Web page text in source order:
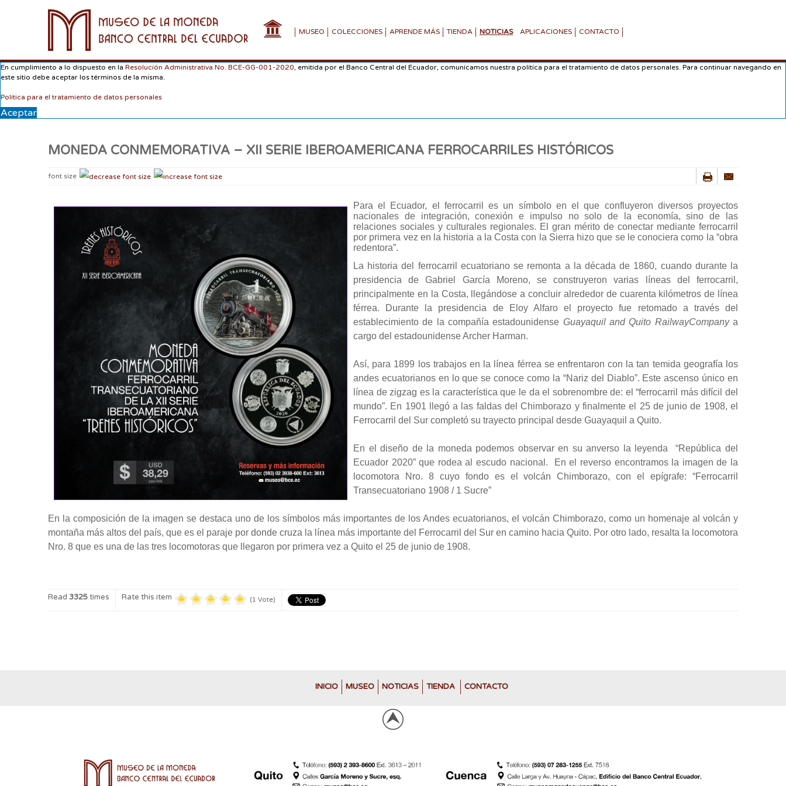
MUSEO COLECCIONES APRENDE MÁS TIENDA NOTICIAS APLICACIONES CONTACTO
En cumplimiento a lo dispuesto en la Resolución Administrativa No. BCE-GG-001-2020 , emitida por el Banco Central del Ecuador, comunicamos nuestra política para el tratamiento de datos personales. Para continuar navegando en
este sitio debe aceptar los términos de la misma.
Política para el tratamiento de datos personales
Aceptar
MONEDA CONMEMORATIVA – XII SERIE IBEROAMERICANA FERROCARRILES HISTÓRICOS
font size
Para el Ecuador, el ferrocarril es un símbolo en el que confluyeron diversos proyectos
nacionales de integración, conexión e impulso no solo de la economía, sino de las
relaciones sociales y culturales regionales. El gran mérito de conectar mediante ferrocarril
por primera vez en la historia a la Costa con la Sierra hizo que se le conociera como la “obra
redentora”.
La historia del ferrocarril ecuatoriano se remonta a la década de 1860, cuando durante la
presidencia de Gabriel García Moreno, se construyeron varias líneas del ferrocarril,
principalmente en la Costa, llegándose a concluir alrededor de cuarenta kilómetros de línea
férrea. Durante la presidencia de Eloy Alfaro el proyecto fue retomado a través del
establecimiento de la compañía estadounidense Guayaquil and Quito RailwayCompanya
cargo del estadounidense Archer Harman.
Así, para 1899 los trabajos en la línea férrea se enfrentaron con la tan temida geografía los
andes ecuatorianos en lo que se conoce como la “Nariz del Diablo”. Este ascenso único en
línea de zigzag es la característica que le da el sobrenombre de: el “ferrocarril más difícil del
mundo”. En 1901 llegó a las faldas del Chimborazo y finalmente el 25 de junio de 1908, el
Ferrocarril del Sur completó su trayecto principal desde Guayaquil a Quito.
En el diseño de la moneda podemos observar en su anverso la leyenda “República del
Ecuador 2020” que rodea al escudo nacional. En el reverso encontramos la imagen de la
locomotora Nro. 8 cuyo fondo es el volcán Chimborazo, con el epígrafe: “Ferrocarril
Transecuatoriano 1908 / 1 Sucre”
En la composición de la imagen se destaca uno de los símbolos más importantes de los Andes ecuatorianos, el volcán Chimborazo, como un homenaje al volcán y
montaña más altos del país, que es el paraje por donde cruza la línea más importante del Ferrocarril del Sur en camino hacia Quito. Por otro lado, resalta la locomotora
Nro. 8 que es una de las tres locomotoras que llegaron por primera vez a Quito el 25 de junio de 1908.
Read 3325times Rate this item (1 Vote)
INICIO MUSEO NOTICIAS TIENDA CONTACTO